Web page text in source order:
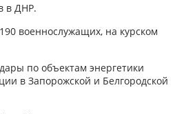
в ДНР.
военнослужащих, на курском
по объектам энергетики
в Запорожской и Белгородской